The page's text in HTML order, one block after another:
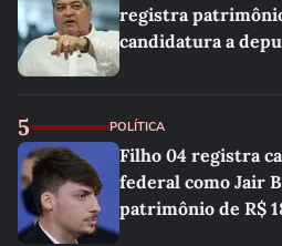
registra
candidatura a
5 POLÍTICA
Filho 04 registra
federal como Jair
patrimônio de R$